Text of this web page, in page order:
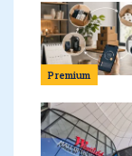
Premium